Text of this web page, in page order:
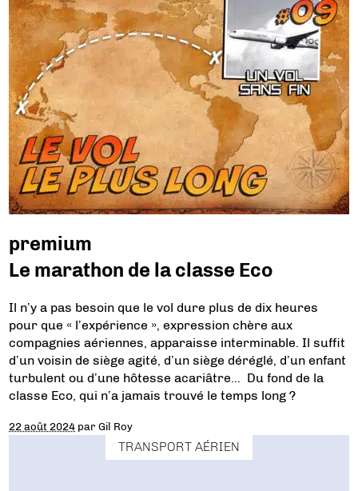
premium
Le marathon de la classe Eco
Il n’y a pas besoin que le vol dure plus de dix heures
pour que « l’expérience », expression chère aux
compagnies aériennes, apparaisse interminable. Il suffit
d’un voisin de siège agité, d’un siège déréglé, d’un enfant
turbulent ou d’une hôtesse acariâtre… Du fond de la
classe Eco, qui n’a jamais trouvé le temps long ?
22 août 2024 parGil Roy
TRANSPORT AÉRIEN